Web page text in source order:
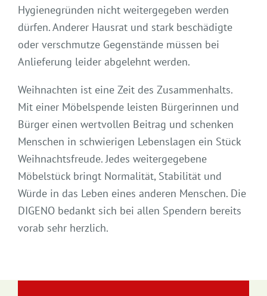
Hygienegründen nicht weitergegeben werden
dürfen. Anderer Hausrat und stark beschädigte
oder verschmutze Gegenstände müssen bei
Anlieferung leider abgelehnt werden.
Weihnachten ist eine Zeit des Zusammenhalts.
Mit einer Möbelspende leisten Bürgerinnen und
Bürger einen wertvollen Beitrag und schenken
Menschen in schwierigen Lebenslagen ein Stück
Weihnachtsfreude. Jedes weitergegebene
Möbelstück bringt Normalität, Stabilität und
Würde in das Leben eines anderen Menschen. Die
DIGENO bedankt sich bei allen Spendern bereits
vorab sehr herzlich.